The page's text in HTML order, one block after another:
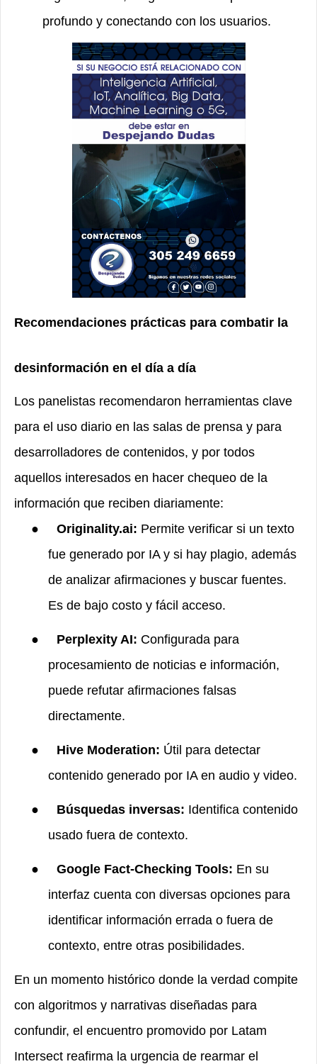
profundo y conectando con los usuarios.
Recomendaciones prácticas para combatir la
desinformación en el día a día
Los panelistas recomendaron herramientas clave
para el uso diario en las salas de prensa y para
desarrolladores de contenidos, y por todos
aquellos interesados en hacer chequeo de la
información que reciben diariamente:
●
Originality.ai: Permite verificar si un texto
fue generado por IA y si hay plagio, además
de analizar afirmaciones y buscar fuentes.
Es de bajo costo y fácil acceso.
● Perplexity AI: Configurada para
procesamiento de noticias e información,
puede refutar afirmaciones falsas
directamente.
● Hive Moderation: Útil para detectar
contenido generado por IA en audio y video.
● Búsquedas inversas: Identifica contenido
usado fuera de contexto.
● Google Fact-Checking Tools: En su
interfaz cuenta con diversas opciones para
identificar información errada o fuera de
contexto, entre otras posibilidades.
En un momento histórico donde la verdad compite
con algoritmos y narrativas diseñadas para
confundir, el encuentro promovido por Latam
Intersect reafirma la urgencia de rearmar el